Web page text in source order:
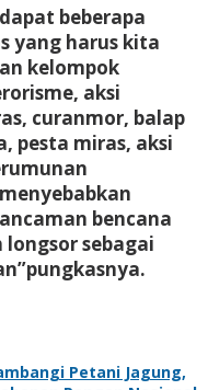
beberapa
yang harus kita
kelompok
aksi
curanmor, balap
pesta miras, aksi
bencana
sebagai
Petani Jagung,